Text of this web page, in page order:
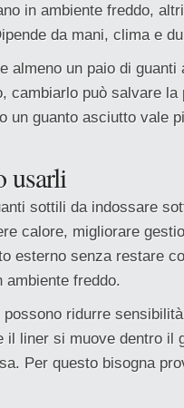
in ambiente freddo,
da mani, clima e
almeno un paio di
cambiarlo può salvare
un guanto asciutto vale
usarli
sottili da indossare
calore, migliorare
esterno senza restare
ambiente freddo.
ridurre
liner si muove dentro il
Per questo bisogna